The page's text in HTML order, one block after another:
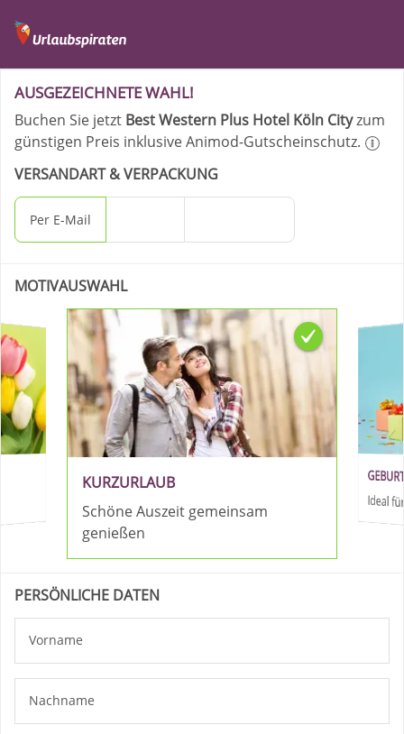
Ihre Bestellung - Best
AUSGEZEICHNETE WAHL!
Buchen Sie jetzt Best Western Plus Hotel Köln Cityzum
günstigen Preis inklusive Animod-Gutscheinschutz.
VERSANDART & VERPACKUNG
Per E-Mail
MOTIVAUSWAHL
KURZURLAUB
Schöne Auszeit gemeinsam
genießen
Ideal
PERSÖNLICHE DATEN